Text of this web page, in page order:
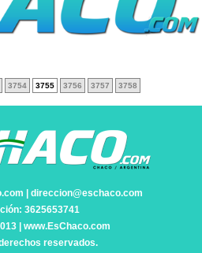
3754 3755 3756 3757 3758
| direccion@eschaco.com
3625653741
| www.EsChaco.com
reservados.